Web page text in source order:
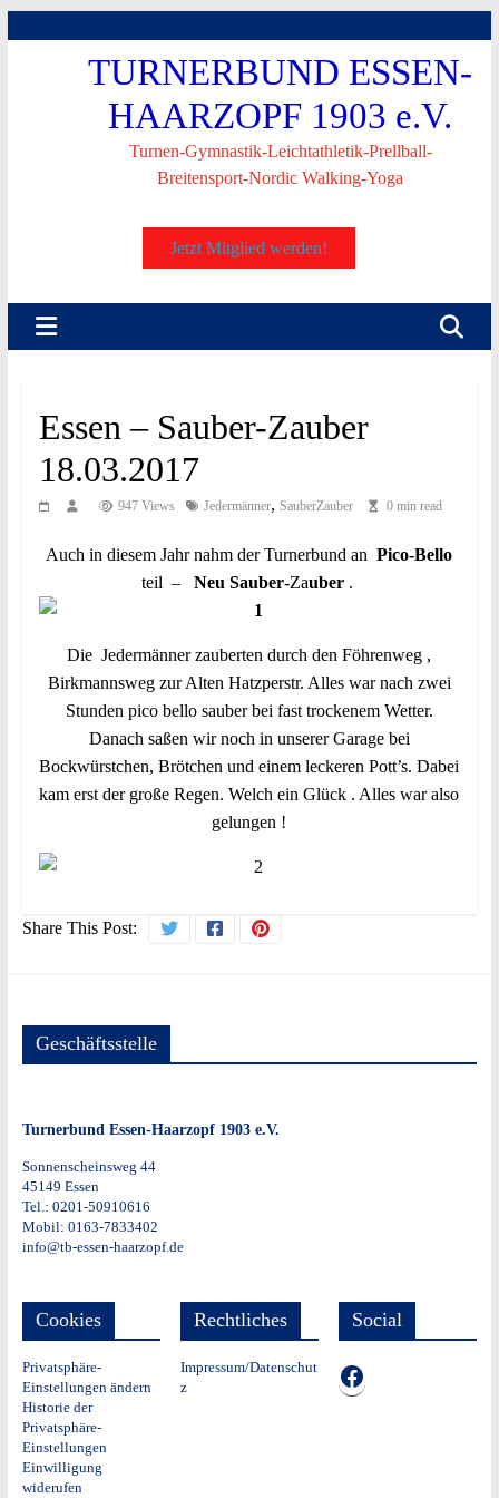
TURNERBUND ESSEN-
HAARZOPF 1903 e.V.
Turnen-Gymnastik-Leichtathletik-Prellball-
Breitensport-Nordic Walking-Yoga
Jetzt Mitglied werden!
Essen – Sauber-Zauber
18.03.2017
947 Views Jedermänner, SauberZauber 0 min read
Auch in diesem Jahr nahm der Turnerbund anPico-Bello
teil –
Neu Sauber-Zauber.
Die Jedermänner zauberten durch den Föhrenweg ,
Birkmannsweg zur Alten Hatzperstr. Alles war nach zwei
Stunden pico bello sauber bei fast trockenem Wetter.
Danach saßen wir noch in unserer Garage bei
Bockwürstchen, Brötchen und einem leckeren Pott’s. Dabei
kam erst der große Regen. Welch ein Glück . Alles war also
gelungen !
Share This Post:
Geschäftsstelle
Turnerbund Essen-Haarzopf 1903 e.V.
Sonnenscheinsweg 44
45149 Essen
Tel.: 0201-50910616
Mobil: 0163-7833402
info@tb-essen-haarzopf.de
Cookies
Privatsphäre-
Einstellungen ändern
Historie der
Privatsphäre-
Einstellungen
Einwilligung
widerufen
Rechtliches
Impressum/Datenschut
z
Social
TB auf Facebook